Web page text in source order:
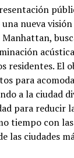
nueva
residentes. El
para
a la ciudad
para reducir
tiempo con las
las ciudades